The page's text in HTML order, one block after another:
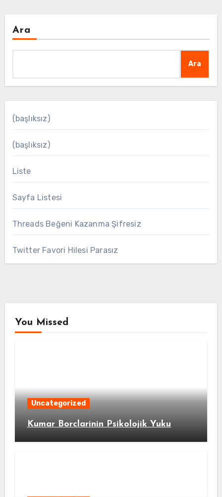
Ara
Ara
(başlıksız)
(başlıksız)
Liste
Sayfa Listesi
Threads Beğeni Kazanma Şifresiz
Twitter Favori Hilesi Parasız
You Missed
Uncategorized
Kumar Borclarinin Psikolojik Yuku